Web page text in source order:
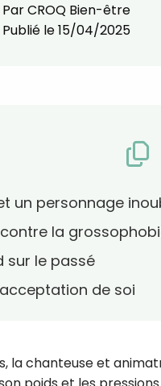
ParCROQ Bien-être
Publié le15/04/2025
un personnage
la
sur le passé
de soi
la chanteuse et